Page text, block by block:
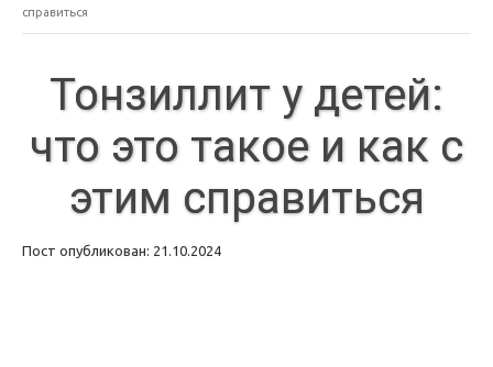
справиться
Тонзиллит у детей:
что это такое и как с
этим справиться
Пост опубликован: 21.10.2024